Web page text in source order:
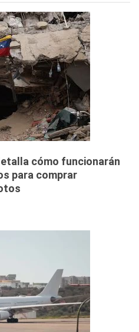
cómo funcionarán
para comprar